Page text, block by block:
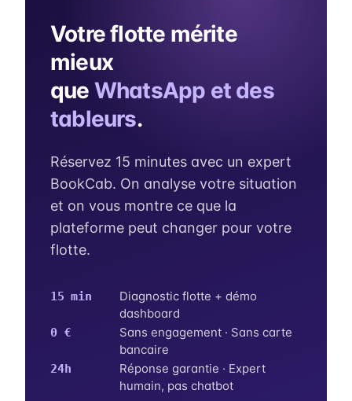
Votre flotte mérite
mieux
que WhatsApp et des
tableurs.
Réservez 15 minutes avec un expert
BookCab. On analyse votre situation
et on vous montre ce que la
plateforme peut changer pour votre
flotte.
15 min
Diagnostic flotte + démo
dashboard
0 €
Sans engagement · Sans carte
bancaire
24h
Réponse garantie · Expert
humain, pas chatbot